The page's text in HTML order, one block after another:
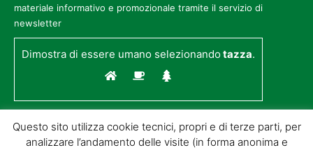
materiale informativo e promozionale tramite il servizio di
newsletter
Dimostra di essere umano selezionandotazza.
Questo sito utilizza cookie tecnici, propri e di terze parti, per
analizzare l’andamento delle visite (in forma anonima e